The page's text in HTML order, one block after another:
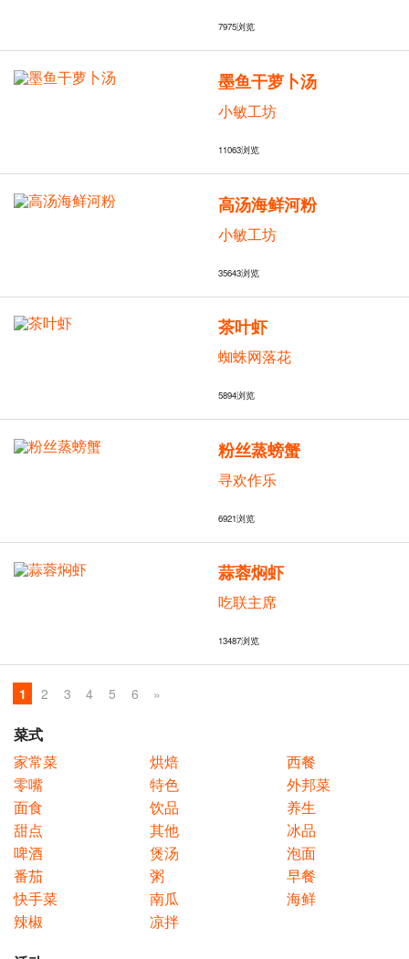
7975浏览
墨鱼干萝卜汤
小敏工坊
11063浏览
高汤海鲜河粉
小敏工坊
35643浏览
茶叶虾
蜘蛛网落花
5894浏览
粉丝蒸螃蟹
寻欢作乐
6921浏览
蒜蓉焖虾
吃联主席
13487浏览
1 2 3 4 5 6 »
菜式
家常菜
烘焙
西餐
零嘴
特色
外邦菜
面食
饮品
养生
甜点
其他
冰品
啤酒
煲汤
泡面
番茄
粥
早餐
快手菜
南瓜
海鲜
辣椒
凉拌